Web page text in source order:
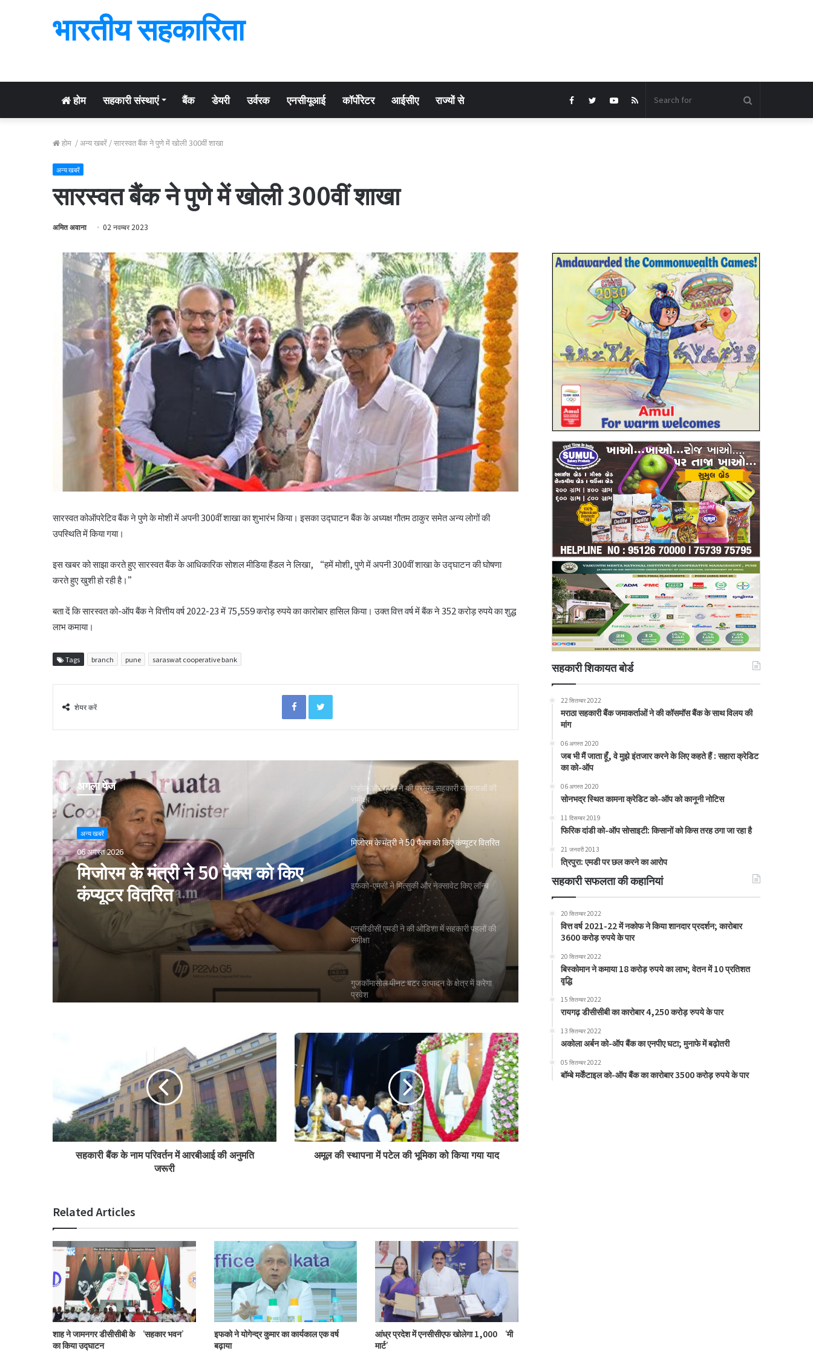
भारतीय सहकारिता
होम सहकारी संस्थाएं बैंक डेयरी उर्वरक एनसीयूआई कॉर्पोरेटर आईसीए राज्यों से RSS
YouTube
Twitter
Facebook
होम /अन्य खबरें /सारस्वत बैंक ने पुणे में खोली 300वीं शाखा
अन्य खबरें
सारस्वत बैंक ने पुणे में खोली 300वीं शाखा
अमित अवाना 02 नवम्बर 2023
सारस्वत कोऑपरेटिव बैंक ने पुणे के मोशी में अपनी 300वीं शाखा का शुभारंभ किया। इसका उद्घाटन बैंक के अध्यक्ष गौतम ठाकुर समेत अन्य लोगों की
उपस्थिति में किया गया।
इस खबर को साझा करते हुए सारस्वत बैंक के आधिकारिक सोशल मीडिया हैंडल ने लिखा, “हमें मोशी, पुणे में अपनी 300वीं शाखा के उद्घाटन की घोषणा
करते हुए खुशी हो रही है।”
बता दें कि सारस्वत को-ऑप बैंक ने वित्तीय वर्ष 2022-23 में 75,559 करोड़ रुपये का कारोबार हासिल किया। उक्त वित्त वर्ष में बैंक ने 352 करोड़ रुपये का शुद्ध
लाभ कमाया।
Tags branch pune saraswat cooperative bank
शेयर करें
FacebookTwitter
अगला पेज
अन्य खबरें
06 अगस्त 2026
मिजोरम के मंत्री ने 50 पैक्स को किए
कंप्यूटर वितरित
बिहार के मुख्यमंत्री ने की सहकारी बैंकिंग कार्यों की
पीएम-किसान योजना के विस्तार का संघानी ने किया
ओडिशा के 29.5 लाख किसानों को मिला नैनो उर्वरकों
मोहोल और गुर्जर ने की प्रमुख सहकारी योजनाओं की
समीक्षा
मिजोरम के मंत्री ने 50 पैक्स को किए कंप्यूटर वितरित
इफको-एमसी ने मित्सुकी और नेक्सावेट किए लॉन्च
एनसीडीसी एमडी ने की ओडिशा में सहकारी पहलों की
समीक्षा
गुजकॉमासोल पीनट बटर उत्पादन के क्षेत्र में करेगा
प्रवेश
बिहार के मुख्यमंत्री ने की सहकारी बैंकिंग कार्यों की
समीक्षा
पीएम-किसान योजना के विस्तार का संघानी ने किया
स्वागत
निर्वाचित
ओडिशा के 29.5 लाख किसानों को मिला नैनो उर्वरकों
का लाभ: राज्य मंत्री
मोहोल और गुर्जर ने की प्रमुख सहकारी योजनाओं की
समीक्षा
सहकारी बैंक के नाम परिवर्तन में आरबीआई की अनुमति
जरूरी
अमूल की स्थापना में पटेल की भूमिका को किया गया याद
Related Articles
शाह ने जामनगर डीसीसीबी के ‘सहकार भवन’
का किया उद्घाटन
इफको ने योगेन्द्र कुमार का कार्यकाल एक वर्ष
बढ़ाया
आंध्र प्रदेश में एनसीसीएफ खोलेगा 1,000 ‘मी
मार्ट’
सहकारी शिकायत बोर्ड
22 सितम्बर 2022
मराठा सहकारी बैंक जमाकर्ताओं ने की कॉसमॉस बैंक के साथ विलय की
मांग
06 अगस्त 2020
जब भी मैं जाता हूँ, वे मुझे इंतजार करने के लिए कहते हैं : सहारा क्रेडिट
का को-ऑप
06 अगस्त 2020
सोनभद्र स्थित कामना क्रेडिट को-ऑप को कानूनी नोटिस
11 दिसम्बर 2019
फिरिक दांडी को-ऑप सोसाइटी: किसानों को किस तरह ठगा जा रहा है
21 जनवरी 2013
त्रिपुरा: एमडी पर छल करने का आरोप
सहकारी सफलता की कहानियां
20 सितम्बर 2022
वित्त वर्ष 2021-22 में नकोफ ने किया शानदार प्रदर्शन; कारोबार
3600 करोड़ रुपये के पार
20 सितम्बर 2022
बिस्कोमान ने कमाया 18 करोड़ रुपये का लाभ; वेतन में 10 प्रतिशत
वृद्धि
15 सितम्बर 2022
रायगढ़ डीसीसीबी का कारोबार 4,250 करोड़ रुपये के पार
13 सितम्बर 2022
अकोला अर्बन को-ऑप बैंक का एनपीए घटा; मुनाफे में बढ़ोतरी
05 सितम्बर 2022
बॉम्बे मर्केंटाइल को-ऑप बैंक का कारोबार 3500 करोड़ रुपये के पार